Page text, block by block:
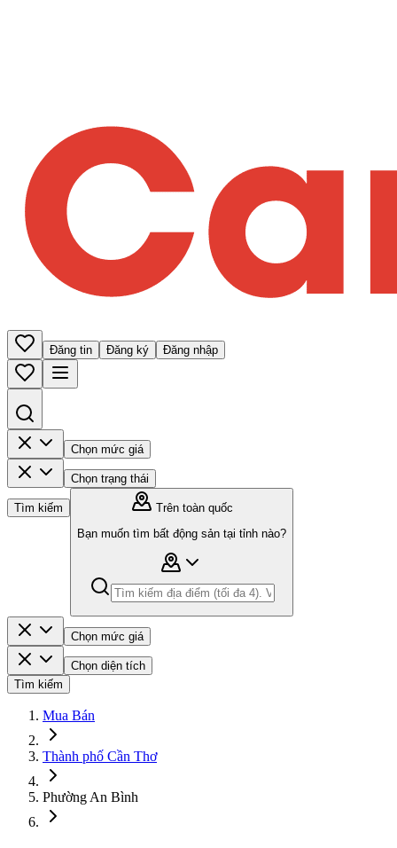
Đăng tin Đăng ký Đăng nhập
Chọn mức giá
Chọn trạng thái
Tìm kiếm
Trên toàn quốc
Bạn muốn tìm bất động sản tại tỉnh nào?
Chọn mức giá
Chọn diện tích
Tìm kiếm
Mua Bán
Thành phố Cần Thơ
Phường An Bình